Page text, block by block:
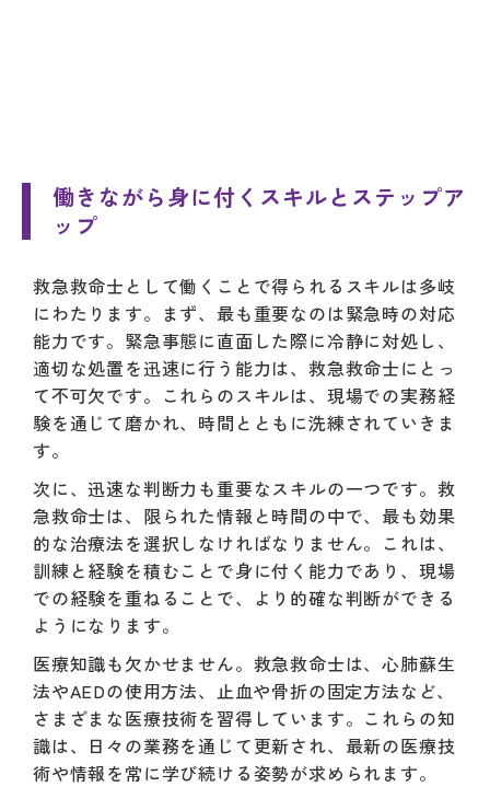
働きながら身に付くスキルとステップア
ップ
救急救命士として働くことで得られるスキルは多岐
にわたります。まず、最も重要なのは緊急時の対応
能力です。緊急事態に直面した際に冷静に対処し、
適切な処置を迅速に行う能力は、救急救命士にとっ
て不可欠です。これらのスキルは、現場での実務経
験を通じて磨かれ、時間とともに洗練されていきま
す。
次に、迅速な判断力も重要なスキルの一つです。救
急救命士は、限られた情報と時間の中で、最も効果
的な治療法を選択しなければなりません。これは、
訓練と経験を積むことで身に付く能力であり、現場
での経験を重ねることで、より的確な判断ができる
ようになります。
医療知識も欠かせません。救急救命士は、心肺蘇生
法やAEDの使用方法、止血や骨折の固定方法など、
さまざまな医療技術を習得しています。これらの知
識は、日々の業務を通じて更新され、最新の医療技
術や情報を常に学び続ける姿勢が求められます。